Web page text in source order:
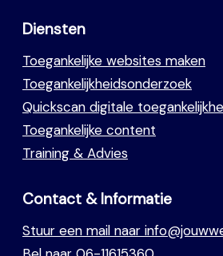
Diensten
Toegankelijke websites maken
Toegankelijkheidsonderzoek
Quickscan digitale
Toegankelijke content
Training & Advies
Contact & Informatie
Stuur een mail naar